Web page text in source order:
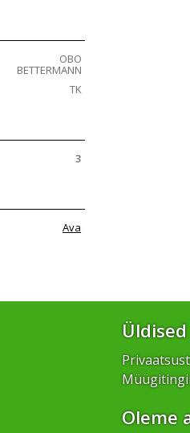
OBO
BETTERMANN
TK
3
Ava
Oleme